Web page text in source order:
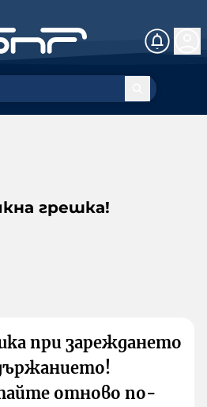
грешка!
при зареждането
отново по-